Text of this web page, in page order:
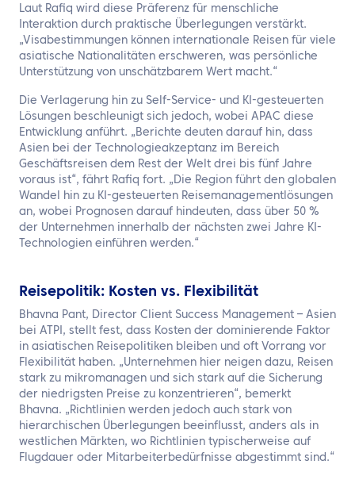
Laut Rafiq wird diese Präferenz für menschliche
Interaktion durch praktische Überlegungen verstärkt.
„Visabestimmungen können internationale Reisen für viele
asiatische Nationalitäten erschweren, was persönliche
Unterstützung von unschätzbarem Wert macht.“
Die Verlagerung hin zu Self-Service- und KI-gesteuerten
Lösungen beschleunigt sich jedoch, wobei APAC diese
Entwicklung anführt. „Berichte deuten darauf hin, dass
Asien bei der Technologieakzeptanz im Bereich
Geschäftsreisen dem Rest der Welt drei bis fünf Jahre
voraus ist“, fährt Rafiq fort. „Die Region führt den globalen
Wandel hin zu KI-gesteuerten Reisemanagementlösungen
an, wobei Prognosen darauf hindeuten, dass über 50 %
der Unternehmen innerhalb der nächsten zwei Jahre KI-
Technologien einführen werden.“
Reisepolitik: Kosten vs. Flexibilität
Bhavna Pant, Director Client Success Management – Asien
bei ATPI, stellt fest, dass Kosten der dominierende Faktor
in asiatischen Reisepolitiken bleiben und oft Vorrang vor
Flexibilität haben. „Unternehmen hier neigen dazu, Reisen
stark zu mikromanagen und sich stark auf die Sicherung
der niedrigsten Preise zu konzentrieren“, bemerkt
Bhavna. „Richtlinien werden jedoch auch stark von
hierarchischen Überlegungen beeinflusst, anders als in
westlichen Märkten, wo Richtlinien typischerweise auf
Flugdauer oder Mitarbeiterbedürfnisse abgestimmt sind.“